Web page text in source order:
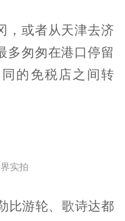
，或者从天津去济
多匆匆在港口停留
的免税店之间转
实拍
比游轮、歌诗达都